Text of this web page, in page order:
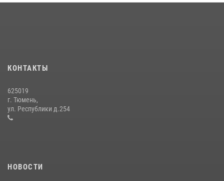
Росгвардейцы в День семьи, любви и верности оказали помощь
жителям Тюмени, оказавшимся в сложной жизненной ситуации
08 июля 2026, 09:38
КОНТАКТЫ
625019
г. Тюмень,
ул. Республики д.254
НОВОСТИ